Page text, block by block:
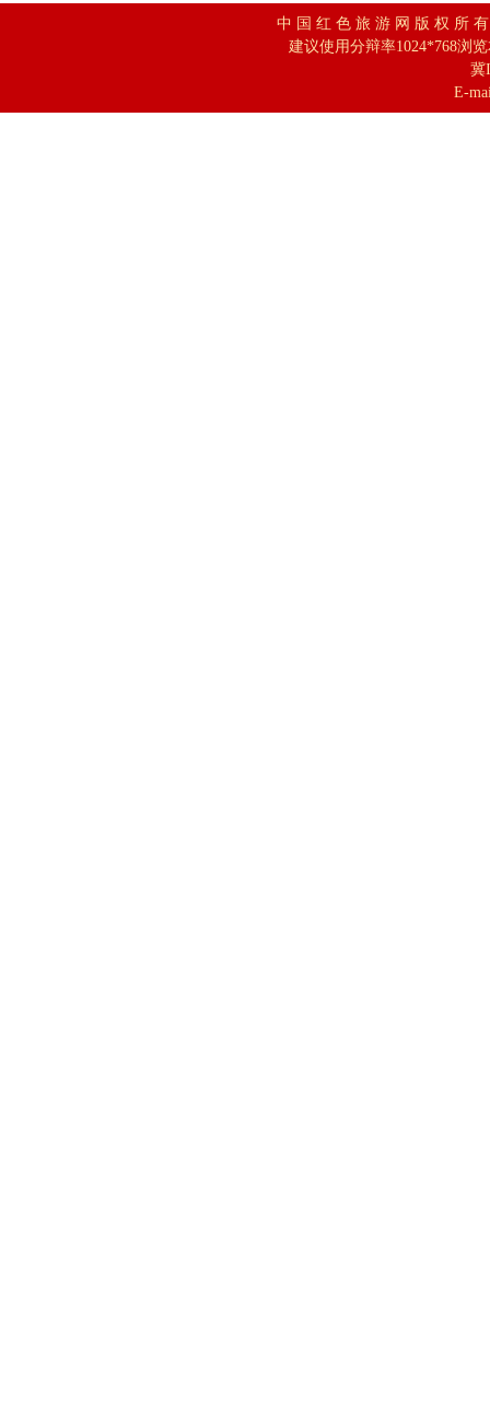
中 国 红 色 旅 游 网 版 权 所
建议使用分辩率1024*768浏
冀
E-